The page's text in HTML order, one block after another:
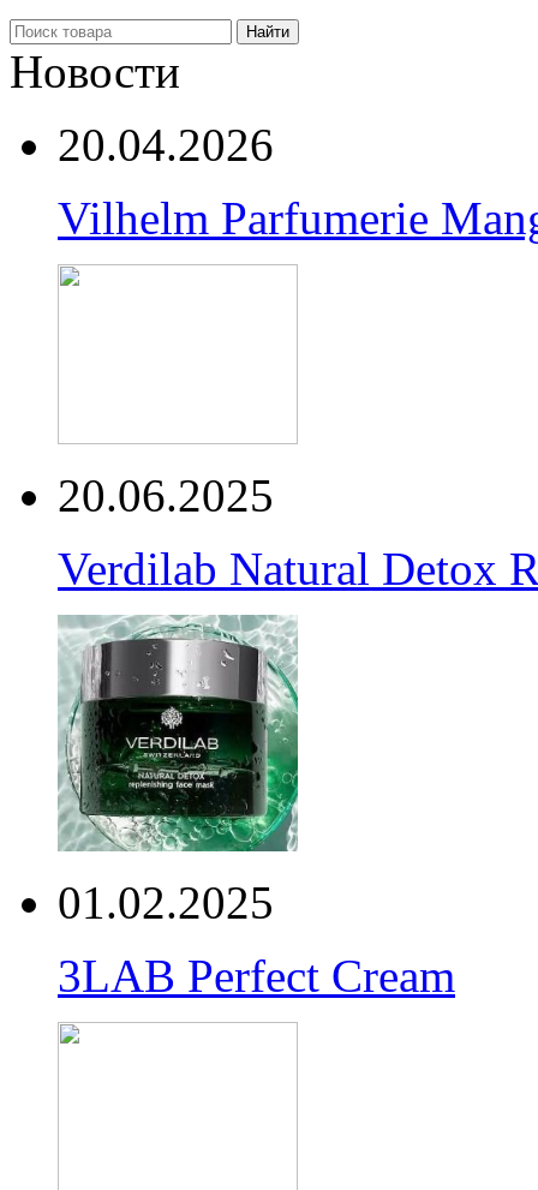
Найти
Новости
20.04.2026
Vilhelm Parfumerie
20.06.2025
Verdilab Natural Detox
01.02.2025
3LAB Perfect Cream